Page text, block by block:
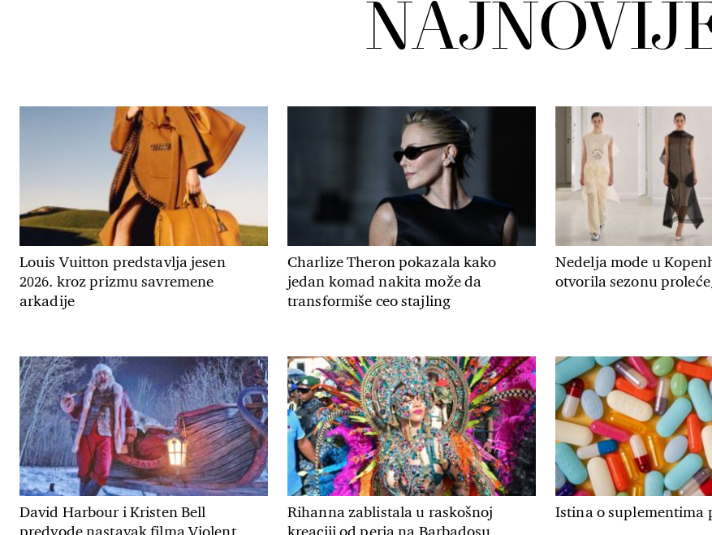
Louis Vuitton predstavlja jesen
2026. kroz prizmu savremene
arkadije
Charlize Theron pokazala kako
jedan komad nakita može da
transformiše ceo stajling
Nedelja mode u
otvorila sezonu
David Harbour i Kristen Bell
Rihanna zablistala u raskošnoj
Istina o suplementima